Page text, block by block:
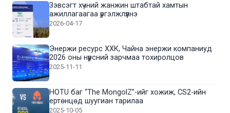
Зэвсэгт хүчний жанжин штабтай хамтын
ажиллагаагаа үргэлжлүүлнэ
2026-04-17
Энержи ресурс ХХК, Чайна энержи компаниуд
2026 оны нүүрсний зарчмаа тохиролцов
2025-11-11
HOTU баг “The MongolZ”-ийг хожиж, CS2-ийн
ертөнцөд шуугиан тарилаа
2025-10-05